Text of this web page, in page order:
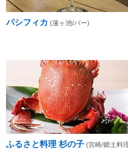
パシフィカ (蓮ヶ池/バー)
ふるさと料理 杉の子 (宮崎/郷土料